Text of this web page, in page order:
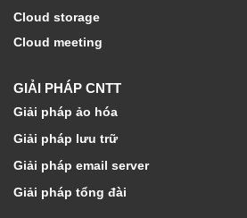
Cloud storage
Cloud meeting
GIẢI PHÁP CNTT
Giải pháp ảo hóa
Giải pháp lưu trữ
Giải pháp email server
Giải pháp tổng đài